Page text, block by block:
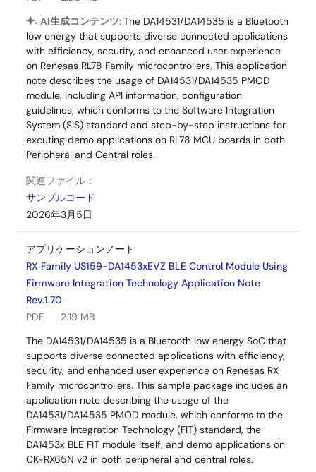
AI生成コンテンツ:The DA14531/DA14535 is a Bluetooth
low energy that supports diverse connected applications
with efficiency, security, and enhanced user experience
on Renesas RL78 Family microcontrollers. This application
note describes the usage of DA14531/DA14535 PMOD
module, including API information, configuration
guidelines, which conforms to the Software Integration
System (SIS) standard and step-by-step instructions for
excuting demo applications on RL78 MCU boards in both
Peripheral and Central roles.
関連ファイル：
サンプルコード
2026年3月5日
アプリケーションノート
RX Family US159-DA1453xEVZ BLE Control Module Using
Firmware Integration Technology Application Note
Rev.1.70
PDF
2.19 MB
The DA14531/DA14535 is a Bluetooth low energy SoC that
supports diverse connected applications with efficiency,
security, and enhanced user experience on Renesas RX
Family microcontrollers. This sample package includes an
application note describing the usage of the
DA14531/DA14535 PMOD module, which conforms to the
Firmware Integration Technology (FIT) standard, the
DA1453x BLE FIT module itself, and demo applications on
CK-RX65N v2 in both peripheral and central roles.